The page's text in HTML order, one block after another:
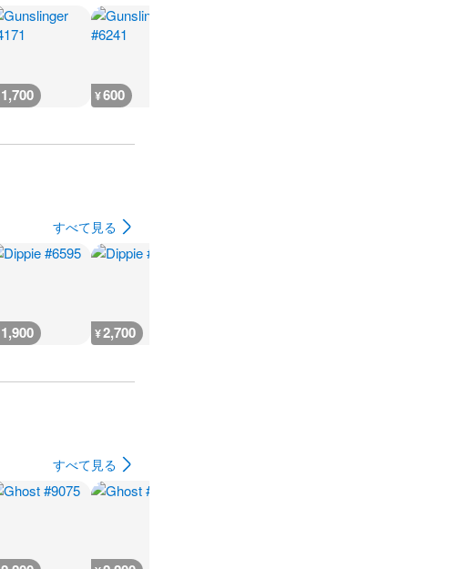
1,700 ¥600
すべて見る
1,900 ¥2,700
すべて見る